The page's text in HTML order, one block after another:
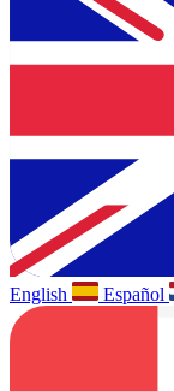
English Español